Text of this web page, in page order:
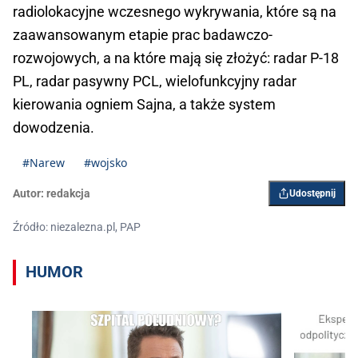
radiolokacyjne wczesnego wykrywania, które są na
zaawansowanym etapie prac badawczo-
rozwojowych, a na które mają się złożyć: radar P-18
PL, radar pasywny PCL, wielofunkcyjny radar
kierowania ogniem Sajna, a także system
dowodzenia.
#Narew #wojsko
Autor: redakcja Udostępnij
Źródło: niezalezna.pl, PAP
HUMOR